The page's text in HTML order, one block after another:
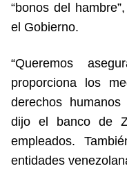
“bonos del
el Gobierno.
“Queremos
proporciona los
derechos
dijo el banco de
empleados.
entidades